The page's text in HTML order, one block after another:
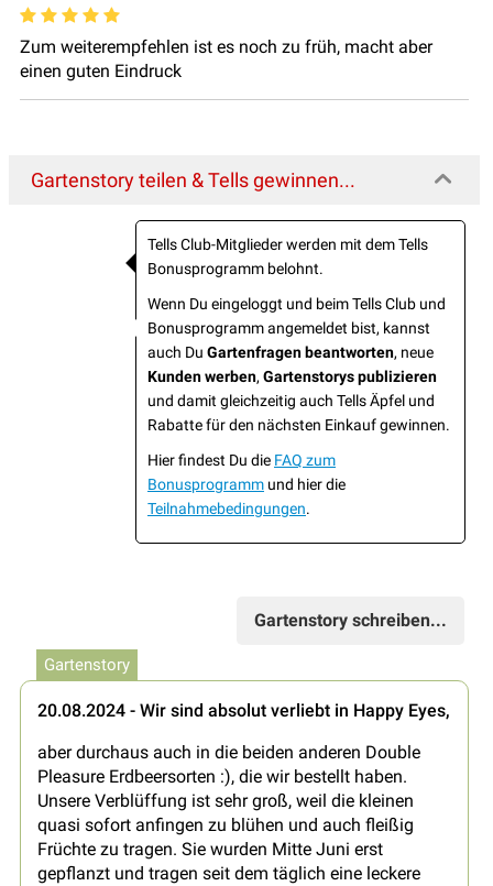
Zum weiterempfehlen ist es noch zu früh, macht aber
einen guten Eindruck
Gartenstory teilen & Tells gewinnen...
Tells Club-Mitglieder werden mit dem Tells
Bonusprogramm belohnt.
Wenn Du eingeloggt und beim Tells Club und
Bonusprogramm angemeldet bist, kannst
auch Du Gartenfragen beantworten, neue
Kunden werben, Gartenstorys publizieren
und damit gleichzeitig auch Tells Äpfel und
Rabatte für den nächsten Einkauf gewinnen.
Hier findest Du die FAQ zum
Bonusprogramm und hier die
Teilnahmebedingungen.
Gartenstory schreiben...
Gartenstory
20.08.2024 - Wir sind absolut verliebt in Happy Eyes,
aber durchaus auch in die beiden anderen Double
Pleasure Erdbeersorten :), die wir bestellt haben.
Unsere Verblüffung ist sehr groß, weil die kleinen
quasi sofort anfingen zu blühen und auch fleißig
Früchte zu tragen. Sie wurden Mitte Juni erst
gepflanzt und tragen seit dem täglich eine leckere